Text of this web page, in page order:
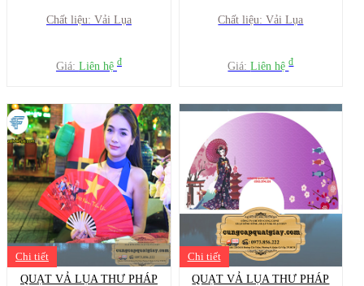
Chất liệu: Vải Lụa
Giá: Liên hệ đ
Chất liệu: Vải Lụa
Giá:Liên hệđ
Chi tiết
QUẠT VẢ LỤA THƯ PHÁP
Chi tiết
QUẠT VẢ LỤA THƯ PHÁP